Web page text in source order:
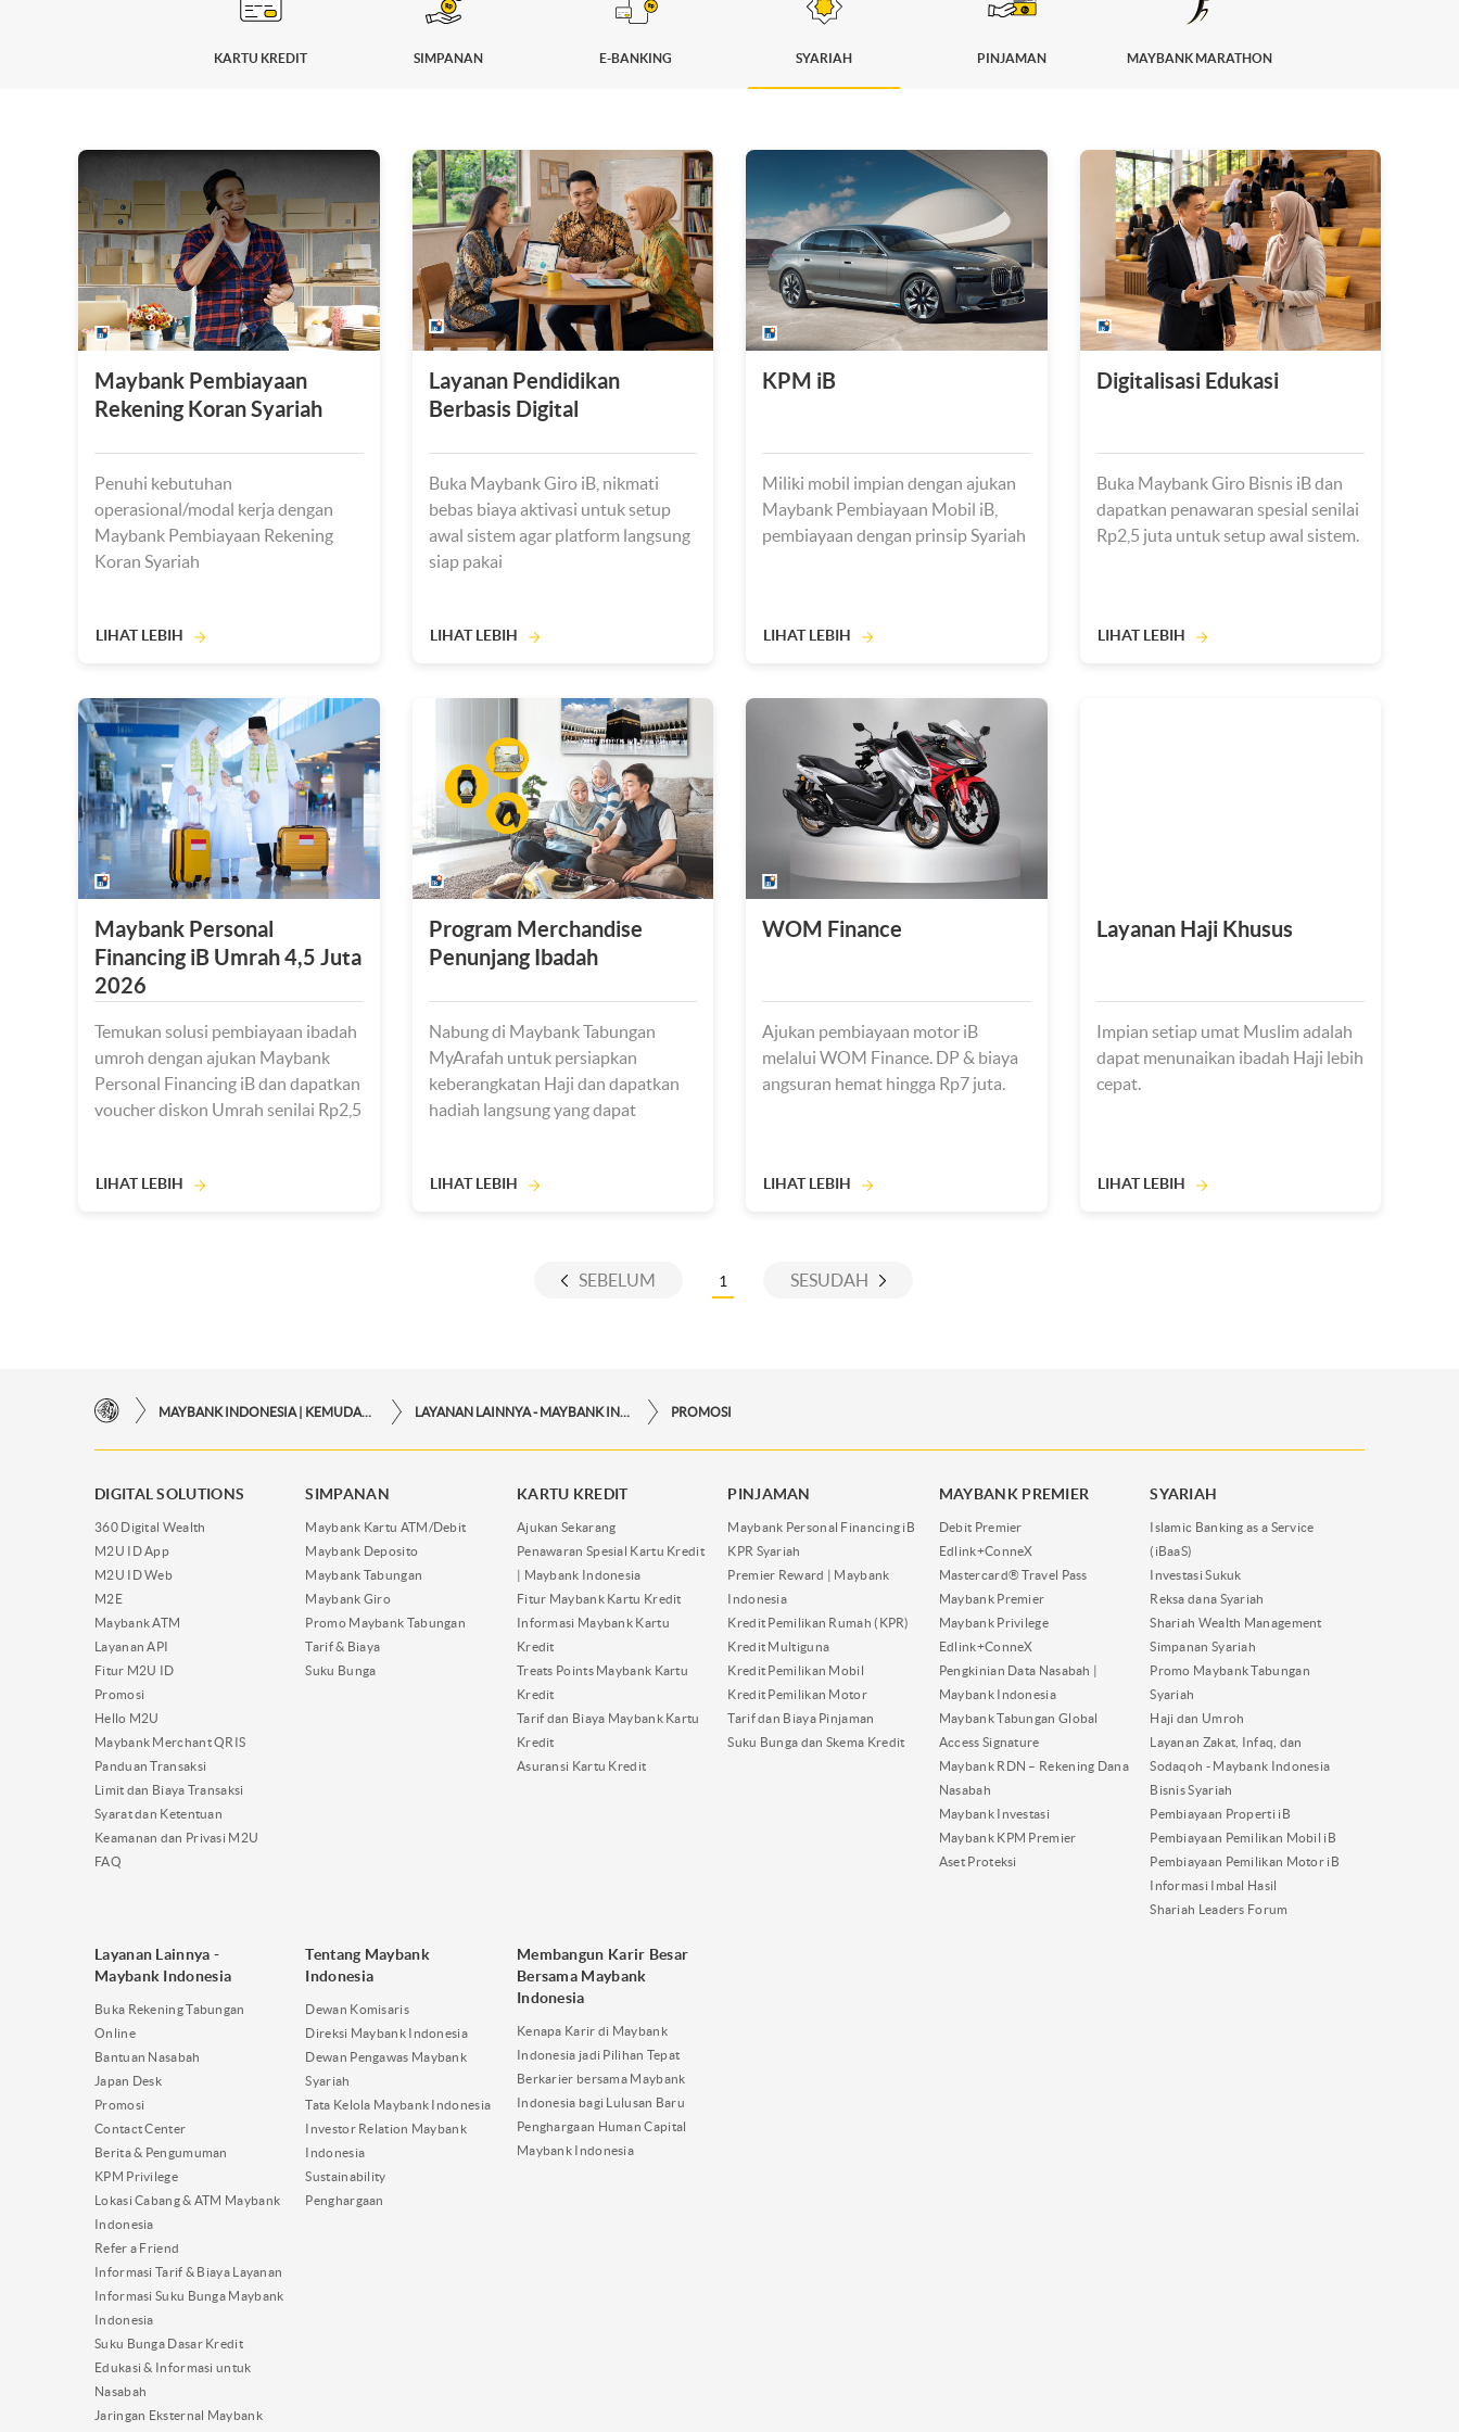
KARTU KREDIT SIMPANAN E-BANKING SYARIAH PINJAMAN MAYBANK MARATHON
Maybank Pembiayaan
Rekening Koran Syariah
Penuhi kebutuhan
operasional/modal kerja dengan
Maybank Pembiayaan Rekening
Koran Syariah
LIHAT LEBIH
Layanan Pendidikan
Berbasis Digital
Buka Maybank Giro iB, nikmati
bebas biaya aktivasi untuk setup
awal sistem agar platform langsung
siap pakai
LIHAT LEBIH
KPM iB
Miliki mobil impian dengan ajukan
Maybank Pembiayaan Mobil iB,
pembiayaan dengan prinsip Syariah
LIHAT LEBIH
Digitalisasi Edukasi
Buka Maybank Giro Bisnis iB dan
dapatkan penawaran spesial senilai
Rp2,5 juta untuk setup awal sistem.
LIHAT LEBIH
Maybank Personal
Financing iB Umrah 4,5 Juta
2026
Temukan solusi pembiayaan ibadah
umroh dengan ajukan Maybank
Personal Financing iB dan dapatkan
voucher diskon Umrah senilai Rp2,5
LIHAT LEBIH
Program Merchandise
Penunjang Ibadah
Nabung di Maybank Tabungan
MyArafah untuk persiapkan
keberangkatan Haji dan dapatkan
hadiah langsung yang dapat
LIHAT LEBIH
WOM Finance
Ajukan pembiayaan motor iB
melalui WOM Finance. DP & biaya
angsuran hemat hingga Rp7 juta.
LIHAT LEBIH
Layanan Haji Khusus
Impian setiap umat Muslim adalah
dapat menunaikan ibadah Haji lebih
cepat.
LIHAT LEBIH
SEBELUM 1 SESUDAH
PROMOSI
DIGITAL SOLUTIONS
360 Digital Wealth
M2U ID App
M2U ID Web
M2E
Maybank ATM
Layanan API
Fitur M2U ID
Promosi
Hello M2U
Maybank Merchant QRIS
Panduan Transaksi
Limit dan Biaya Transaksi
Syarat dan Ketentuan
Keamanan dan Privasi M2U
FAQ
SIMPANAN
Maybank Kartu ATM/Debit
Maybank Deposito
Maybank Tabungan
Maybank Giro
Promo Maybank Tabungan
Tarif & Biaya
Suku Bunga
KARTU KREDIT
Ajukan Sekarang
Penawaran Spesial Kartu Kredit
| Maybank Indonesia
Fitur Maybank Kartu Kredit
Informasi Maybank Kartu
Kredit
Treats Points Maybank Kartu
Kredit
Tarif dan Biaya Maybank Kartu
Kredit
Asuransi Kartu Kredit
PINJAMAN
Maybank Personal Financing iB
KPR Syariah
Premier Reward | Maybank
Indonesia
Kredit Pemilikan Rumah (KPR)
Kredit Multiguna
Kredit Pemilikan Mobil
Kredit Pemilikan Motor
Tarif dan Biaya Pinjaman
Suku Bunga dan Skema Kredit
MAYBANK PREMIER
Debit Premier
Edlink+ConneX
Mastercard® Travel Pass
Maybank Premier
Maybank Privilege
Edlink+ConneX
Pengkinian Data Nasabah |
Maybank Indonesia
Maybank Tabungan Global
Access Signature
Maybank RDN – Rekening Dana
Nasabah
Maybank Investasi
Maybank KPM Premier
Aset Proteksi
SYARIAH
Islamic Banking as a Service
(iBaaS)
Investasi Sukuk
Reksa dana Syariah
Shariah Wealth Management
Simpanan Syariah
Promo Maybank Tabungan
Syariah
Haji dan Umroh
Layanan Zakat, Infaq, dan
Sodaqoh - Maybank Indonesia
Bisnis Syariah
Pembiayaan Properti iB
Pembiayaan Pemilikan Mobil iB
Pembiayaan Pemilikan Motor iB
Informasi Imbal Hasil
Shariah Leaders Forum
Layanan Lainnya -
Maybank Indonesia
Buka Rekening Tabungan
Online
Bantuan Nasabah
Japan Desk
Promosi
Contact Center
Berita & Pengumuman
KPM Privilege
Lokasi Cabang & ATM Maybank
Indonesia
Refer a Friend
Informasi Tarif & Biaya Layanan
Informasi Suku Bunga Maybank
Indonesia
Suku Bunga Dasar Kredit
Edukasi & Informasi untuk
Nasabah
Jaringan Eksternal Maybank
Tentang Maybank
Indonesia
Dewan Komisaris
Direksi Maybank Indonesia
Dewan Pengawas Maybank
Syariah
Tata Kelola Maybank Indonesia
Investor Relation Maybank
Indonesia
Sustainability
Penghargaan
Membangun Karir Besar
Bersama Maybank
Indonesia
Kenapa Karir di Maybank
Indonesia jadi Pilihan Tepat
Berkarier bersama Maybank
Indonesia bagi Lulusan Baru
Penghargaan Human Capital
Maybank Indonesia